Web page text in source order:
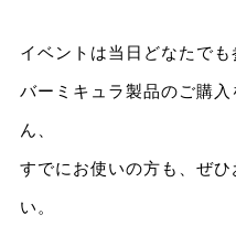
イベントは当日どなたでも
バーミキュラ製品のご購
ん、
すでにお使いの方も、ぜ
い。